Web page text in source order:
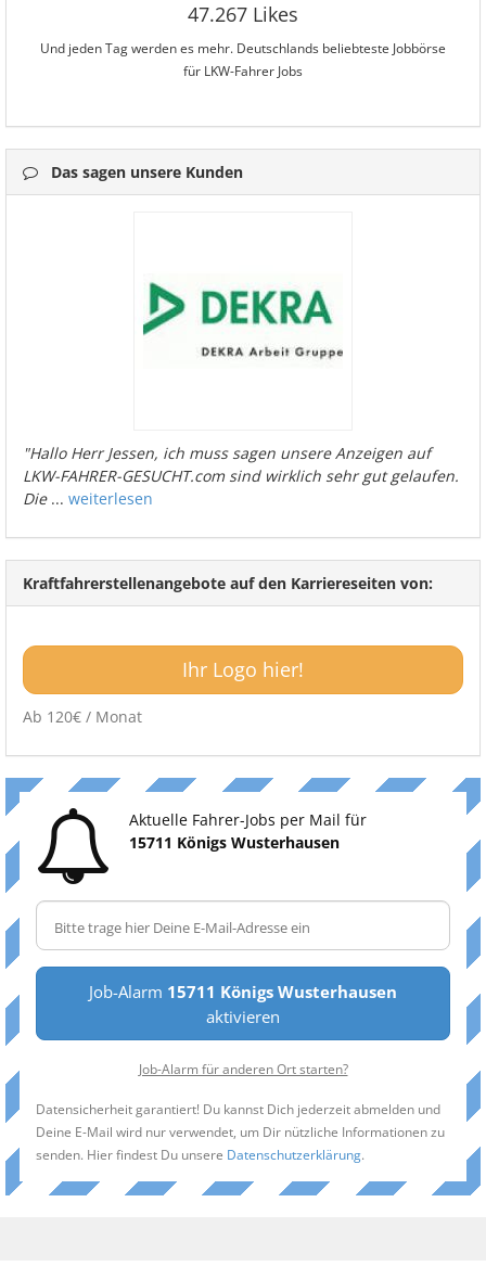
47.267 Likes
Und jeden Tag werden es mehr. Deutschlands beliebteste Jobbörse
für LKW-Fahrer Jobs
Das sagen unsere Kunden
"Hallo Herr Jessen, ich muss sagen unsere Anzeigen auf
LKW-FAHRER-GESUCHT.com sind wirklich sehr gut gelaufen.
Die... weiterlesen
Kraftfahrerstellenangebote auf den Karriereseiten von:
Ihr Logo hier!
Ab 120€ / Monat
Aktuelle Fahrer-Jobs per Mail für
15711 Königs Wusterhausen
Job-Alarm 15711 Königs Wusterhausen
aktivieren
Job-Alarm für anderen Ort starten?
Datensicherheit garantiert! Du kannst Dich jederzeit abmelden und
Deine E-Mail wird nur verwendet, um Dir nützliche Informationen zu
senden. Hier findest Du unsere Datenschutzerklärung.